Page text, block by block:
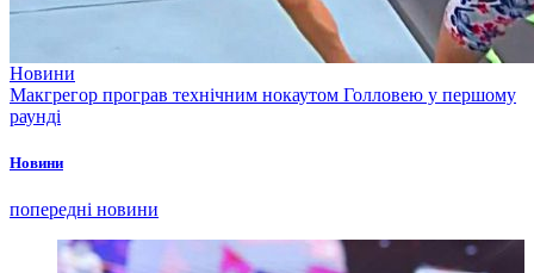
Новини
Макгрегор програв технічним нокаутом Голловею у першому
раунді
Новини
попередні новини